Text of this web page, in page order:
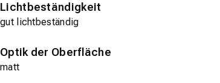
Lichtbeständigkeit
gut lichtbeständig
Optik der Oberfläche
matt